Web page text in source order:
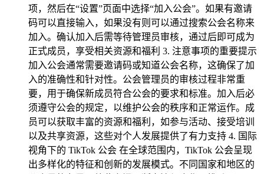
项，然后在“设置”页面中选择“加入公会”。如果有邀请
码可以直接输入，如果没有则可以通过搜索公会名称来
加入。确认加入后需等待管理员审核，通过后即可成为
正式成员，享受相关资源和福利 3. 注意事项的重要提示
加入公会通常需要邀请码或知道公会名称，这确保了加
入的准确性和针对性。公会管理员的审核过程非常重
要，用于确保新成员符合公会的要求和标准。加入后必
须遵守公会的规定，以维护公会的秩序和正常运作。成
员可以获取丰富的资源和福利，如参与活动、接受培训
以及共享资源，这些对个人发展提供了有力支持 4. 国际
视角下的 TikTok 公会 在全球范围内，TikTok 公会呈现
出多样化的特征和创新的发展模式。不同国家和地区的